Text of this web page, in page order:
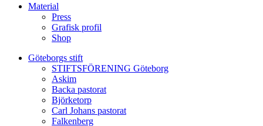
Material
Press
Grafisk profil
Shop
Göteborgs stift
STIFTSFÖRENING Göteborg
Askim
Backa pastorat
Björketorp
Carl Johans pastorat
Falkenberg